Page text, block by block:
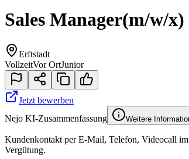
Sales Manager(m/w/x)
Erftstadt
VollzeitVor OrtJunior
Jetzt bewerben
Nejo KI-Zusammenfassung
Weitere
Kundenkontakt per E-Mail, Telefon, Videocall
Vergütung.